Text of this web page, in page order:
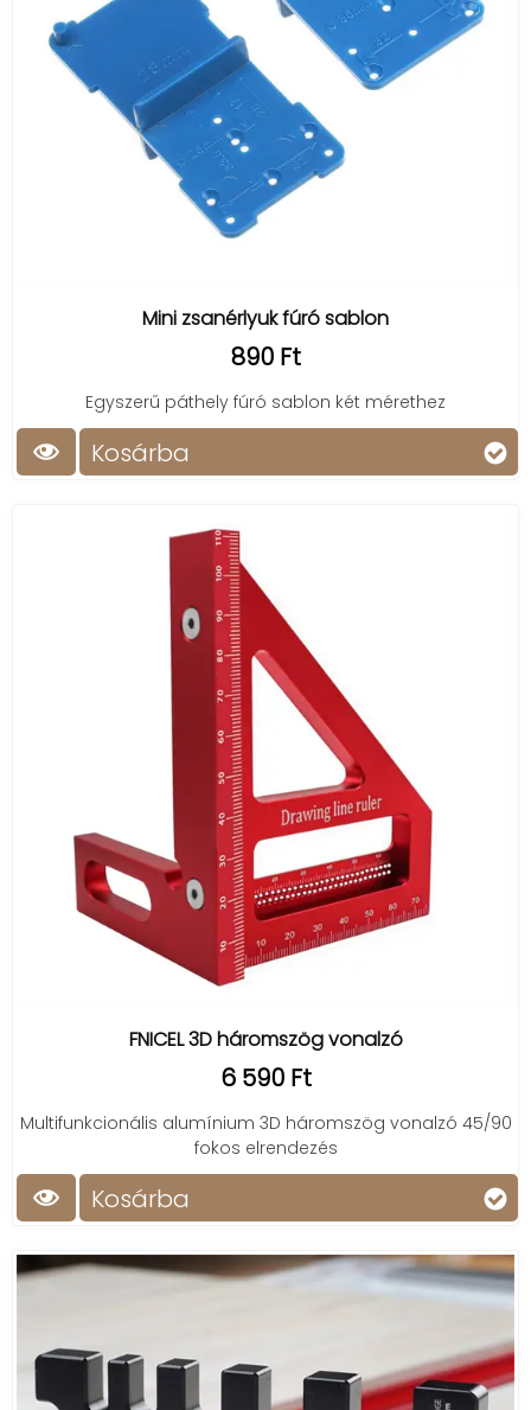
Mini zsanérlyuk fúró sablon
890 Ft
Egyszerű páthely fúró sablon két mérethez
Kosárba
FNICEL 3D háromszög vonalzó
6 590 Ft
Multifunkcionális alumínium 3D háromszög vonalzó 45/90
fokos elrendezés
Kosárba